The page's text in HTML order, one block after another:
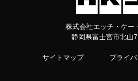
株式会社エッチ・ケー
静岡県富士宮市北山
サイトマップ プライ